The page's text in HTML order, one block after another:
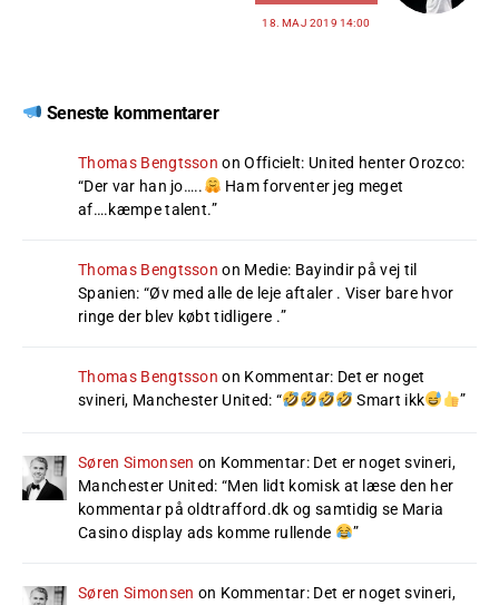
18. MAJ 2019 14:00
Seneste kommentarer
Thomas Bengtsson onOfficielt: United henter Orozco:
“Der var han jo…..
Ham forventer jeg meget
af….kæmpe talent.”
Thomas Bengtsson on Medie: Bayindir på vej til
Spanien: “Øv med alle de leje aftaler . Viser bare hvor
ringe der blev købt tidligere .”
Thomas Bengtsson on Kommentar: Det er noget
svineri, Manchester United: “ Smart ikk ”
Søren Simonsen on Kommentar: Det er noget svineri,
Manchester United: “Men lidt komisk at læse den her
kommentar på oldtrafford.dk og samtidig se Maria
Casino display ads komme rullende
”
Søren Simonsen on Kommentar: Det er noget svineri,